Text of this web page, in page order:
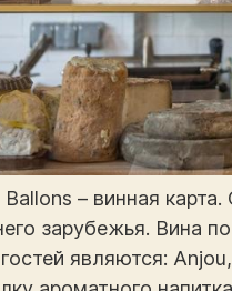
– винная
зарубежья. Вина
являются: